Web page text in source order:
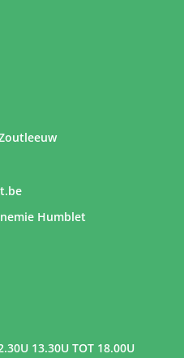
Humblet
13.30U TOT 18.00U